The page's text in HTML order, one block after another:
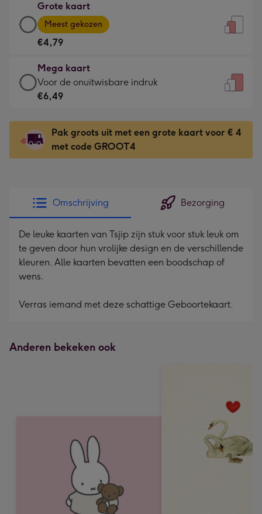
€3,49
-
Voor
kleine
gelukwens
-
120
x
160
mm
Grote kaart
Grote
kaart
-
€4,79
-
Meest
gekozen
Dimensions:
167
x
Meest gekozen
€4,79
Mega kaart
Mega
kaart
€6,49
-
Voor
-
Dimensions:
241
x
333
mm
Voor de onuitwisbare indruk
€6,49
Pak groots uit met een grote kaart voor € 4
met code GROOT4
Omschrijving Bezorging
De leuke kaarten van Tsjip zijn stuk voor stuk leuk om
te geven door hun vrolijke design en de verschillende
kleuren. Alle kaarten bevatten een boodschap of
wens.
Verras iemand met deze schattige Geboortekaart.
Anderen bekeken ook